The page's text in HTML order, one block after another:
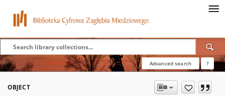
Advanced search ?
OBJECT